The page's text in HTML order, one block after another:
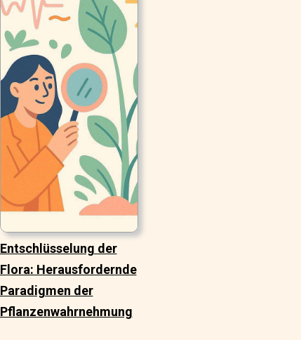
Entschlüsselung der
Flora: Herausfordernde
Paradigmen der
Pflanzenwahrnehmung